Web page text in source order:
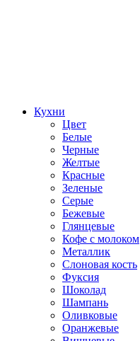
Кухни
Цвет
Белые
Черные
Желтые
Красные
Зеленые
Серые
Бежевые
Глянцевые
Кофе с молоком
Металлик
Слоновая кость
Фуксия
Шоколад
Шампань
Оливковые
Оранжевые